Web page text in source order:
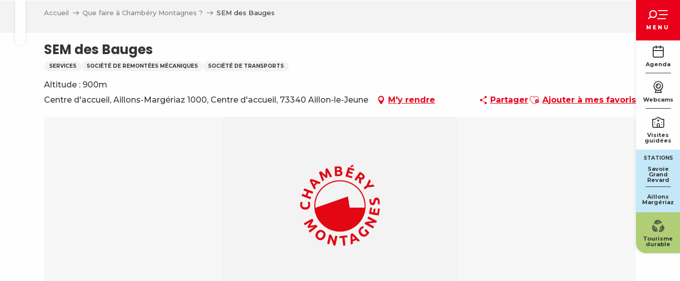
MENU
Agenda
Webcams
Visites
guidées
STATIONS
Savoie
Grand
Revard
Aillons
Margériaz
Tourisme
durable
Accueil Que faire à Chambéry Montagnes ? SEM des Bauges
SEM des Bauges
SERVICES SOCIÉTÉ DE REMONTÉES MÉCANIQUES SOCIÉTÉ DE TRANSPORTS
Altitude : 900m
Centre d'accueil, Aillons-Margériaz 1000, Centre d'accueil, 73340 Aillon-le-Jeune
M'y rendre PartagerAjouter aux favoris
Ajouter à mes favoris